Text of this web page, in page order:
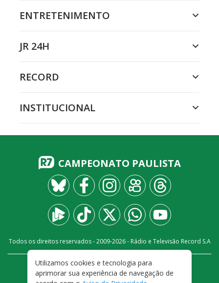
ENTRETENIMENTO
JR 24H
RECORD
INSTITUCIONAL
CAMPEONATO PAULISTA
Todos os direitos reservados - 2009-2026- Rádio e Televisão Record S.A
FALE CONOSCO
PRIVACIDADE
TERMOS E CONDIÇÕES DE USO
Utilizamos cookies e tecnologia para
aprimorar sua experiência de navegação de